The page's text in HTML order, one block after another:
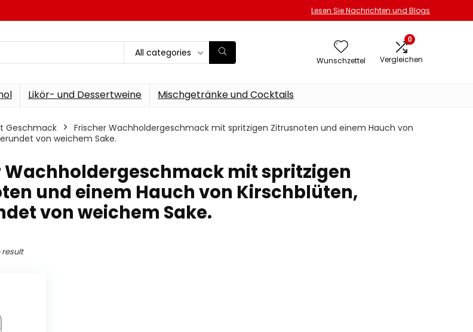
Lesen Sie Nachrichten und Blogs
All categories
Wunschzettel
0
Vergleichen
Likör- und Dessertweine Mischgetränke und Cocktails
Geschmack
‎Frischer Wachholdergeschmack mit spritzigen Zitrusnoten und einem Hauch von
von weichem Sake.
Wachholdergeschmack mit spritzigen
und einem Hauch von Kirschblüten,
von weichem Sake.
result